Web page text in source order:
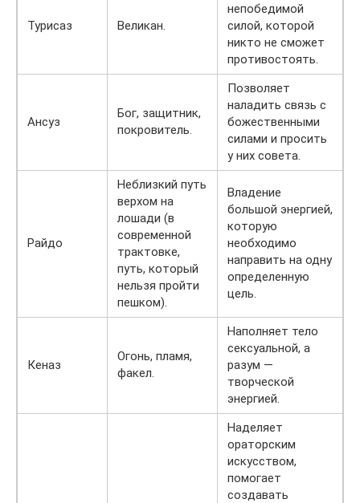
Турисаз Великан.
непобедимой
силой, которой
никто не сможет
противостоять.
Ансуз
Бог, защитник,
покровитель.
Позволяет
наладить связь с
божественными
силами и просить
у них совета.
Райдо
Неблизкий путь
верхом на
лошади (в
современной
трактовке,
путь, который
нельзя пройти
пешком).
Владение
большой энергией,
которую
необходимо
направить на одну
определенную
цель.
Кеназ
Огонь, пламя,
факел.
Наполняет тело
сексуальной, а
разум —
творческой
энергией.
Наделяет
ораторским
искусством,
помогает
создавать